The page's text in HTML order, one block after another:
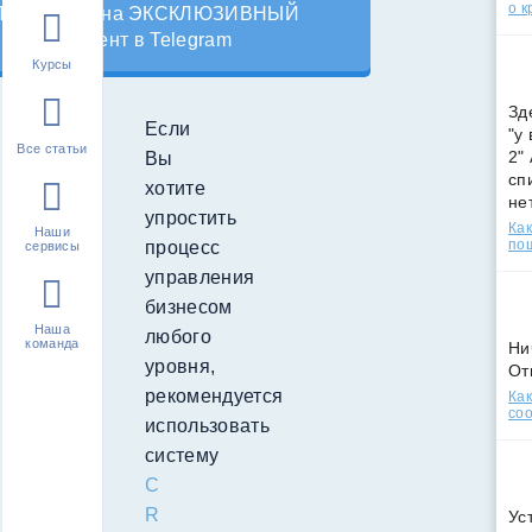
Курсы
Все статьи
Наши
сервисы
Наша
команда
на ЭКСКЛЮЗИВНЫЙ
контент в Telegram
Если
Вы
хотите
упростить
процесс
управления
бизнесом
любого
уровня,
рекомендуется
использовать
систему
C
R
о
"у
2"